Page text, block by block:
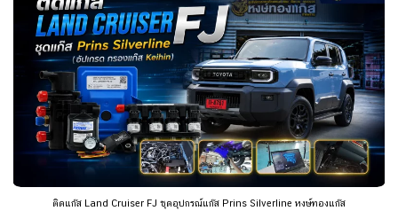
ติดแก๊ส Land Cruiser FJ ชุดอุปกรณ์แก๊ส Prins Silverline หงษ์ทองแก๊ส